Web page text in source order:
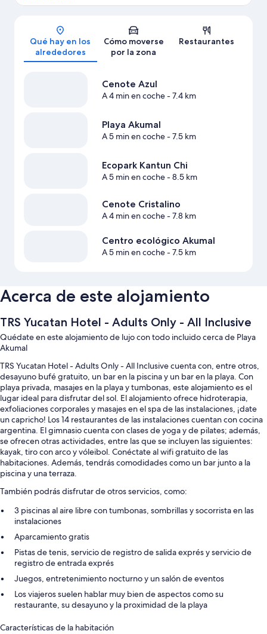
Qué hay en los
alrededores
Cómo moverse
por la zona
Restaurantes
Cenote Azul
A 4 min en coche- 7.4 km
Playa Akumal
A 5 min en coche- 7.5 km
Ecopark Kantun Chi
A 5 min en coche- 8.5 km
Cenote Cristalino
A 4 min en coche- 7.8 km
Centro ecológico Akumal
A 5 min en coche- 7.5 km
Acerca de este alojamiento
TRS Yucatan Hotel - Adults Only - All Inclusive
Quédate en este alojamiento de lujo con todo incluido cerca de Playa
Akumal
TRS Yucatan Hotel - Adults Only - All Inclusive cuenta con, entre otros,
desayuno bufé gratuito, un bar en la piscina y un bar en la playa. Con
playa privada, masajes en la playa y tumbonas, este alojamiento es el
lugar ideal para disfrutar del sol. El alojamiento ofrece hidroterapia,
exfoliaciones corporales y masajes en el spa de las instalaciones, ¡date
un capricho! Los 14 restaurantes de las instalaciones cuentan con cocina
argentina. El gimnasio cuenta con clases de yoga y de pilates; además,
se ofrecen otras actividades, entre las que se incluyen las siguientes:
kayak, tiro con arco y vóleibol. Conéctate al wifi gratuito de las
habitaciones. Además, tendrás comodidades como un bar junto a la
piscina y una terraza.
También podrás disfrutar de otros servicios, como:
3 piscinas al aire libre con tumbonas, sombrillas y socorrista en las
instalaciones
Aparcamiento gratis
Pistas de tenis, servicio de registro de salida exprés y servicio de
registro de entrada exprés
Juegos, entretenimiento nocturno y un salón de eventos
Los viajeros suelen hablar muy bien de aspectos como su
restaurante, su desayuno y la proximidad de la playa
Características de la habitación